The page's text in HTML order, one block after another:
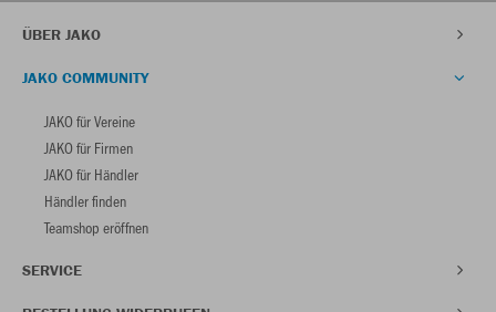
ÜBER JAKO
JAKO COMMUNITY
JAKO für Vereine
JAKO für Firmen
JAKO für Händler
Händler finden
Teamshop eröffnen
SERVICE